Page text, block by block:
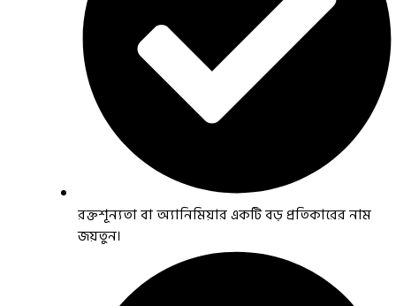
রক্তশূন্যতা বা অ্যানিমিয়ার একটি বড় প্রতিকারের নাম
জয়তুন।